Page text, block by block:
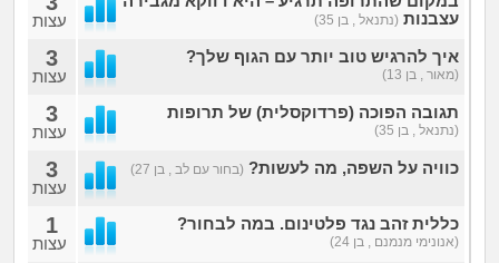
עצבנות (נתנאל , בן 35) עצות
איך להרגיש טוב יותר עם הגוף שלך?
(מאור , בן 13)
3
עצות
תגובה הפוכה (פרדוקסלית) של תרופות
(נתנאל , בן 35)
3
עצות
כוויה על השפה, מה לעשות? (בחור עם לב , בן 27) 3
עצות
כללית זהב נגד פלטינום. במה לבחור?
(אנונימי מנמנם , בן 24)
1
עצות